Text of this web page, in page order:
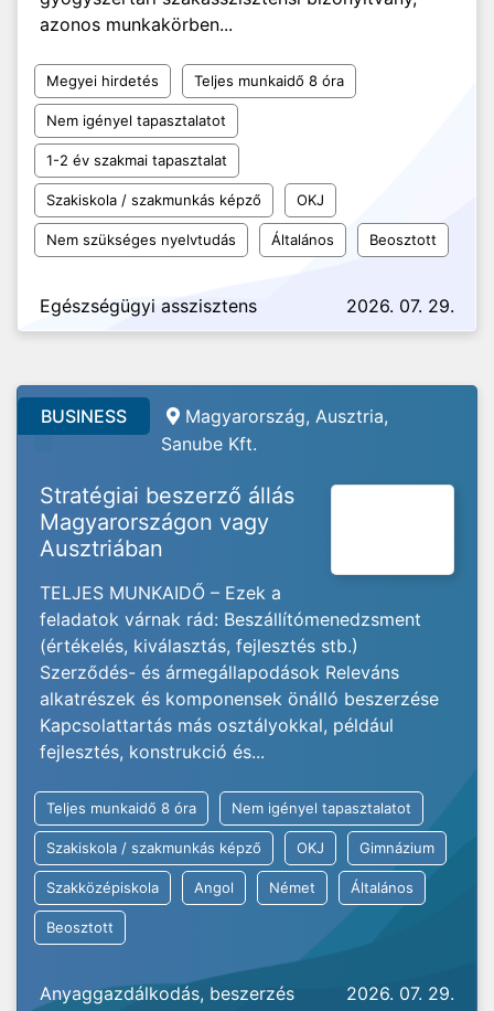
azonos munkakörben...
Megyei hirdetés Teljes munkaidő 8 óra
Nem igényel tapasztalatot
1-2 év szakmai tapasztalat
Szakiskola / szakmunkás képző OKJ
Nem szükséges nyelvtudás Általános Beosztott
Egészségügyi asszisztens 2026. 07. 29.
BUSINESS
Magyarország, Ausztria,
Sanube Kft.
Stratégiai beszerző állás
Magyarországon vagy
Ausztriában
TELJES MUNKAIDŐ – Ezek a
feladatok várnak rád: Beszállítómenedzsment
(értékelés, kiválasztás, fejlesztés stb.)
Szerződés- és ármegállapodások Releváns
alkatrészek és komponensek önálló beszerzése
Kapcsolattartás más osztályokkal, például
fejlesztés, konstrukció és...
Teljes munkaidő 8 óra Nem igényel tapasztalatot
Szakiskola / szakmunkás képző OKJ Gimnázium
Szakközépiskola Angol Német Általános
Beosztott
Anyaggazdálkodás, beszerzés 2026. 07. 29.